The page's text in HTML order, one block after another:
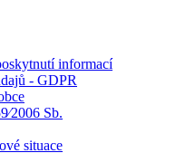
informací
- GDPR
Sb.
situace